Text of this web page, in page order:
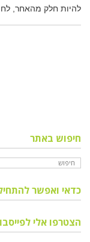
להיות חלק מהאחר,
חיפוש באתר
כדאי ואפשר
הצטרפו אלי